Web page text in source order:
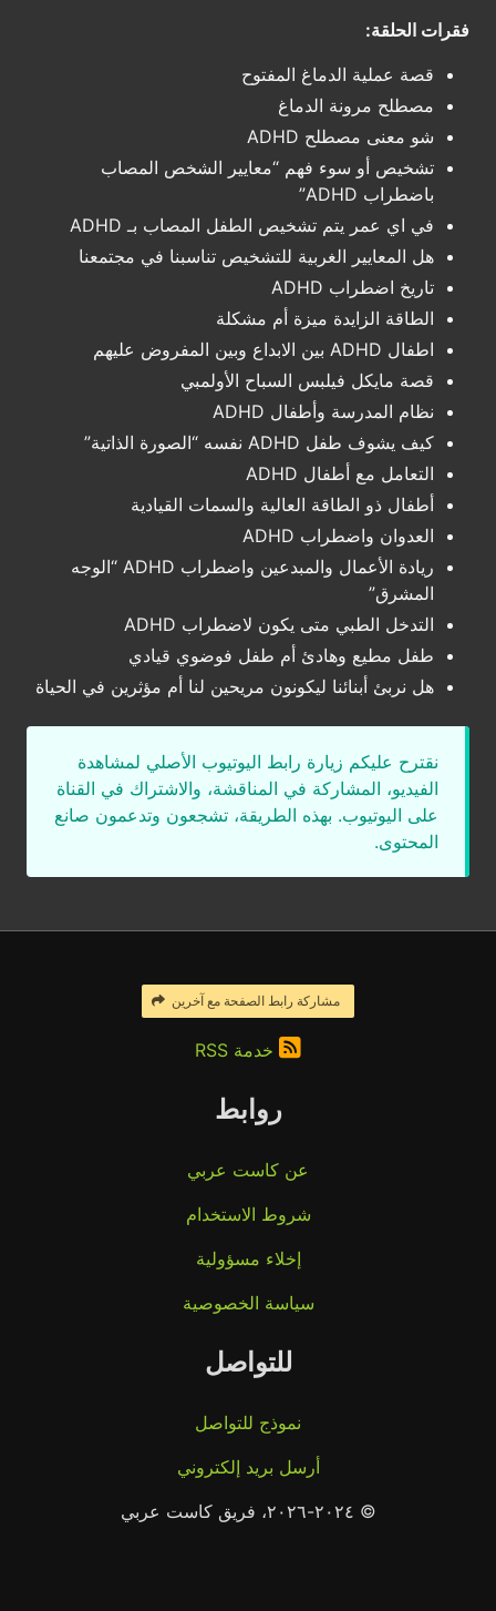
فقرات الحلقة:
قصة عملية الدماغ المفتوح
مصطلح مرونة الدماغ
شو معنى مصطلح ADHD
تشخيص أو سوء فهم “معايير الشخص المصاب
باضطراب ADHD”
في اي عمر يتم تشخيص الطفل المصاب بـ ADHD
هل المعايير الغربية للتشخيص تناسبنا في مجتمعنا
تاريخ اضطراب ADHD
الطاقة الزايدة ميزة أم مشكلة
اطفال ADHD بين الابداع وبين المفروض عليهم
قصة مايكل فيلبس السباح الأولمبي
نظام المدرسة وأطفال ADHD
كيف يشوف طفل ADHD نفسه “الصورة الذاتية”
التعامل مع أطفال ADHD
أطفال ذو الطاقة العالية والسمات القيادية
العدوان واضطراب ADHD
ريادة الأعمال والمبدعين واضطراب ADHD “الوجه
المشرق”
التدخل الطبي متى يكون لاضطراب ADHD
طفل مطيع وهادئ أم طفل فوضوي قيادي
هل نربئ أبنائنا ليكونون مريحين لنا أم مؤثرين في الحياة
نقترح عليكم زيارة رابط اليوتيوب الأصلي لمشاهدة
الفيديو، المشاركة في المناقشة، والاشتراك في القناة
على اليوتيوب. بهذه الطريقة، تشجعون وتدعمون صانع
المحتوى.
مشاركة رابط الصفحة مع آخرين
خدمة RSS
روابط
عن كاست عربي
شروط الاستخدام
إخلاء مسؤولية
سياسة الخصوصية
للتواصل
نموذج للتواصل
أرسل بريد إلكتروني
© ٢٠٢٤-٢٠٢٦، فريق كاست عربي